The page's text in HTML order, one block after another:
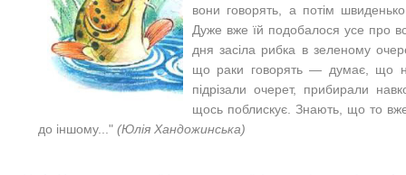
вони говорять, а потім
Дуже вже їй подобалося усе про
дня засіла рибка в зеленому
що раки говорять — думає, що
підрізали очерет, прибирали
щось поблискує. Знають, що то
до іншому..." (Юлія Хандожинська)